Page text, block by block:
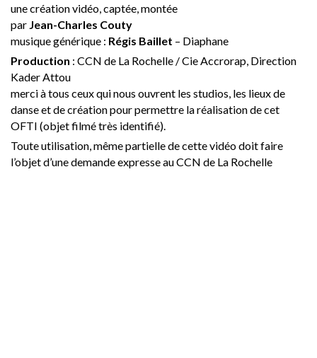
une création vidéo, captée, montée
par Jean-Charles Couty
musique générique : Régis Baillet – Diaphane
Production : CCN de La Rochelle / Cie Accrorap, Direction
Kader Attou
merci à tous ceux qui nous ouvrent les studios, les lieux de
danse et de création pour permettre la réalisation de cet
OFTI (objet filmé très identifié).
Toute utilisation, même partielle de cette vidéo doit faire
l’objet d’une demande expresse au CCN de La Rochelle